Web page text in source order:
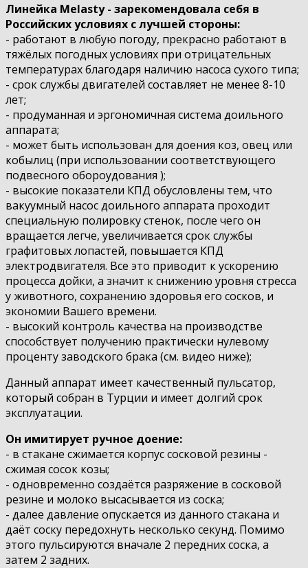
Линейка Melasty - зарекомендовала себя в
Российских условиях с лучшей стороны:
- работают в любую погоду, прекрасно работают в
тяжёлых погодных условиях при отрицательных
температурах благодаря наличию насоса сухого типа;
- срок службы двигателей составляет не менее 8-10
лет;
- продуманная и эргономичная система доильного
аппарата;
- может быть использован для доения коз, овец или
кобылиц (при использовании соответствующего
подвесного обороудования );
- высокие показатели КПД обусловлены тем, что
вакуумный насос доильного аппарата проходит
специальную полировку стенок, после чего он
вращается легче, увеличивается срок службы
графитовых лопастей, повышается КПД
электродвигателя. Все это приводит к ускорению
процесса дойки, а значит к снижению уровня стресса
у животного, сохранению здоровья его сосков, и
экономии Вашего времени.
- высокий контроль качества на производстве
способствует получению практически нулевому
проценту заводского брака (см. видео ниже);
Данный аппарат имеет качественный пульсатор,
который собран в Турции и имеет долгий срок
эксплуатации.
Он имитирует ручное доение:
- в стакане сжимается корпус сосковой резины -
сжимая сосок козы;
- одновременно создаётся разряжение в сосковой
резине и молоко высасывается из соска;
- далее давление опускается из данного стакана и
даёт соску передохнуть несколько секунд. Помимо
этого пульсируются вначале 2 передних соска, а
затем 2 задних.